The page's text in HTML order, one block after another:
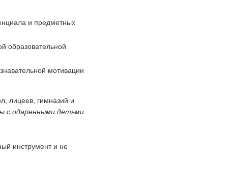
и предметных
образовательной
мотивации
лицеев, гимназий и
с одаренными детьми.
инструмент и не